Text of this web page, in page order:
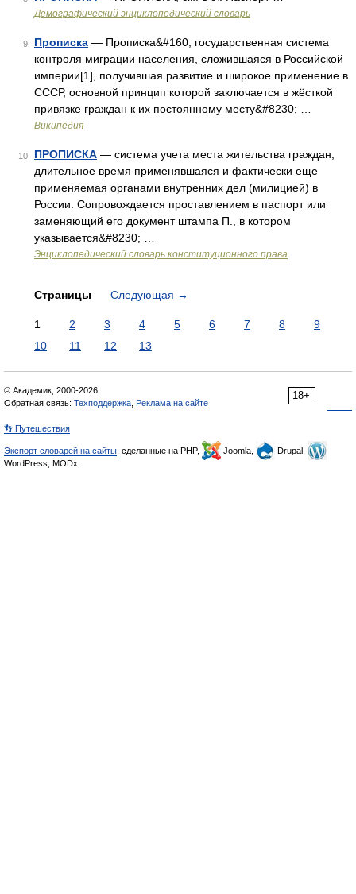
Демографический энциклопедический словарь
9 Прописка — Прописка&#160; государственная система
контроля миграции населения, сложившаяся в Российской
империи[1], получившая развитие и широкое применение в
СССР, основной принцип которой заключается в жёсткой
привязке граждан к их постоянному месту&#8230; …
Википедия
10 ПРОПИСКА — система учета места жительства граждан,
длительное время применявшаяся и фактически еще
применяемая органами внутренних дел (милицией) в
России. Сопровождается проставлением в паспорт или
заменяющий его документ штампа П., в котором
указывается&#8230; …
Энциклопедический словарь конституционного права
Страницы Следующая →
1 2 3 4 5 6 7 8
9
10
11 12 13
18+
© Академик, 2000-2026
Обратная связь: Техподдержка Реклама на сайте
👣 Путешествия
Экспорт словарей на сайты , сделанные на PHP, Joomla,
Drupal,
WordPress, MODx.